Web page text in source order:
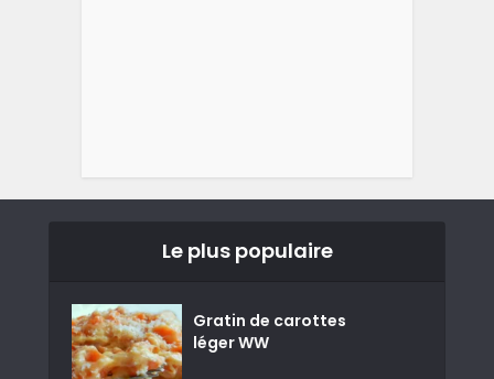
Le plus populaire
Gratin de carottes
léger WW